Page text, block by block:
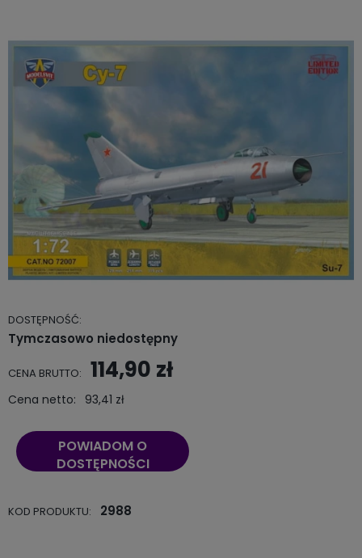
DOSTĘPNOŚĆ:
Tymczasowo niedostępny
CENA BRUTTO: 114,90 zł
Cena netto: 93,41 zł
POWIADOM O
DOSTĘPNOŚCI
KOD PRODUKTU: 2988